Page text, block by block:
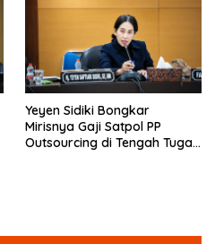
Yeyen Sidiki Bongkar
Mirisnya Gaji Satpol PP
Outsourcing di Tengah Tugas